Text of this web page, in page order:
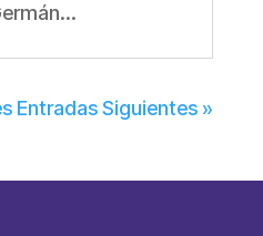
Entradas Siguientes »